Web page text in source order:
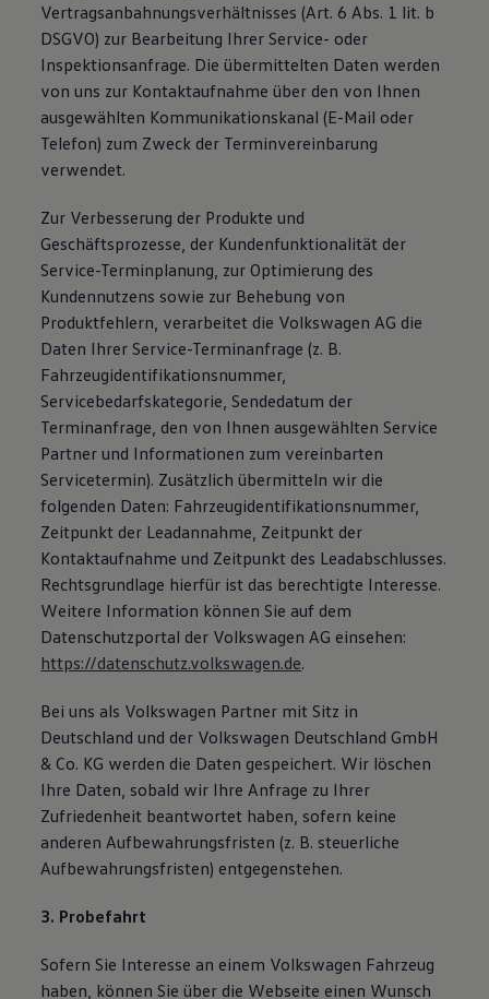
Vertragsanbahnungsverhältnisses (Art. 6 Abs. 1 lit. b
DSGVO) zur Bearbeitung Ihrer Service- oder
Inspektionsanfrage. Die übermittelten Daten werden
von uns zur Kontaktaufnahme über den von Ihnen
ausgewählten Kommunikationskanal (E-Mail oder
Telefon) zum Zweck der Terminvereinbarung
verwendet.
Zur Verbesserung der Produkte und
Geschäftsprozesse, der Kundenfunktionalität der
Service-Terminplanung, zur Optimierung des
Kundennutzens sowie zur Behebung von
Produktfehlern, verarbeitet die Volkswagen AG die
Daten Ihrer Service-Terminanfrage (z. B.
Fahrzeugidentifikationsnummer,
Servicebedarfskategorie, Sendedatum der
Terminanfrage, den von Ihnen ausgewählten Service
Partner und Informationen zum vereinbarten
Servicetermin). Zusätzlich übermitteln wir die
folgenden Daten: Fahrzeugidentifikationsnummer,
Zeitpunkt der Leadannahme, Zeitpunkt der
Kontaktaufnahme und Zeitpunkt des Leadabschlusses.
Rechtsgrundlage hierfür ist das berechtigte Interesse.
Weitere Information können Sie auf dem
Datenschutzportal der Volkswagen AG einsehen:
https://datenschutz.volkswagen.de.
Bei uns als Volkswagen Partner mit Sitz in
Deutschland und der Volkswagen Deutschland GmbH
& Co. KG werden die Daten gespeichert. Wir löschen
Ihre Daten, sobald wir Ihre Anfrage zu Ihrer
Zufriedenheit beantwortet haben, sofern keine
anderen Aufbewahrungsfristen (z. B. steuerliche
Aufbewahrungsfristen) entgegenstehen.
3. Probefahrt
Sofern Sie Interesse an einem Volkswagen Fahrzeug
haben, können Sie über die Webseite einen Wunsch